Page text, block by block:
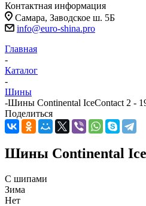
Контактная информация
Самара, Заводское ш. 5Б
info@euro-shina.pro
Главная
-
Каталог
-
Шины
-Шины Continental IceContact 2 -
Поделиться
Шины Continental
С шипами
Зима
Нет